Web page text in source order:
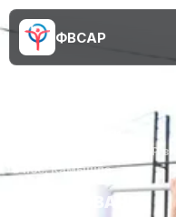
ФВСАР
Представители ФВСАР в
в пос. Камышла.
СОРЕВНОВАНИЯ